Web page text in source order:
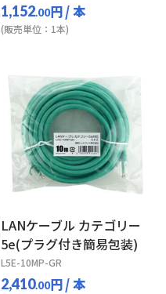
1,152.00円/ 本
(販売単位：1本)
LANケーブル カテゴリー
5e(プラグ付き簡易包装)
L5E-10MP-GR
2,410.00円/ 本